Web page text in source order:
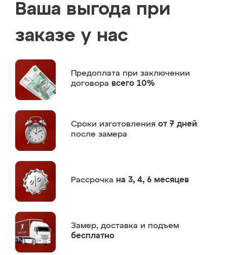
Ваша выгода при
заказе у нас
Предоплата при заключении
договора всего 10%
Сроки изготовления от 7 дней
после замера
Рассрочка на 3, 4, 6 месяцев
Замер, доставка и подъем
бесплатно